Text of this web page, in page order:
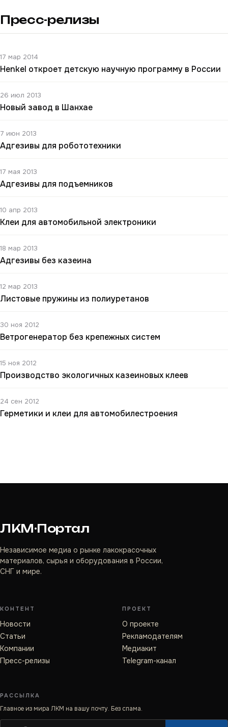
Пресс-релизы
17 мар 2014
Henkel откроет детскую научную программу в России
26 июл 2013
Новый завод в Шанхае
7 июн 2013
Адгезивы для робототехники
17 мая 2013
Адгезивы для подъемников
10 апр 2013
Клеи для автомобильной электроники
18 мар 2013
Адгезивы без казеина
12 мар 2013
Листовые пружины из полиуретанов
30 ноя 2012
Ветрогенератор без крепежных систем
15 ноя 2012
Производство экологичных казеиновых клеев
24 сен 2012
Герметики и клеи для автомобилестроения
ЛКМ·Портал
Независимое медиа о рынке лакокрасочных
материалов, сырья и оборудования в России,
СНГ и мире.
КОНТЕНТ
Новости
Статьи
Компании
Пресс-релизы
ПРОЕКТ
О проекте
Рекламодателям
Медиакит
Telegram-канал
РАССЫЛКА
Главное из мира ЛКМ на вашу почту. Без спама.